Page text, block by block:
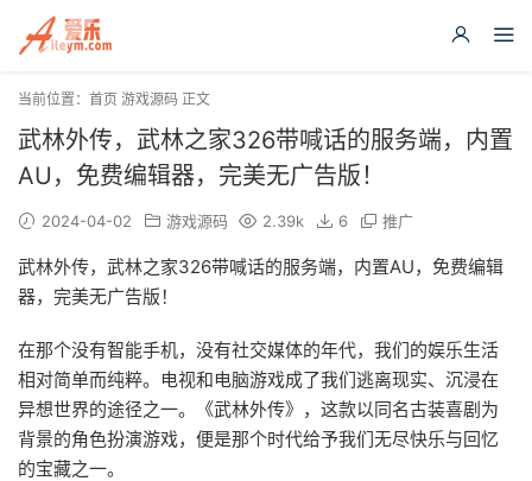
当前位置： 首页 游戏源码 正文
武林外传，武林之家326带喊话的服务端，内置
AU，免费编辑器，完美无广告版！
2024-04-02 游戏源码 2.39k 6 推广
武林外传，武林之家326带喊话的服务端，内置AU，免费编辑
器，完美无广告版！
在那个没有智能手机，没有社交媒体的年代，我们的娱乐生活
相对简单而纯粹。电视和电脑游戏成了我们逃离现实、沉浸在
异想世界的途径之一。《武林外传》，这款以同名古装喜剧为
背景的角色扮演游戏，便是那个时代给予我们无尽快乐与回忆
的宝藏之一。